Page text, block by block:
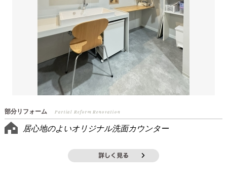
部分リフォーム Partial Reform Renovation
居心地のよいオリジナル洗面カウンター